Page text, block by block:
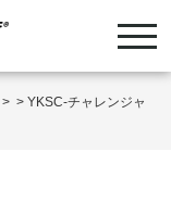
> >YKSC-チャレンジャ